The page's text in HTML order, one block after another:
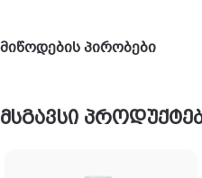
მიწოდების პირობები
მსგავსი